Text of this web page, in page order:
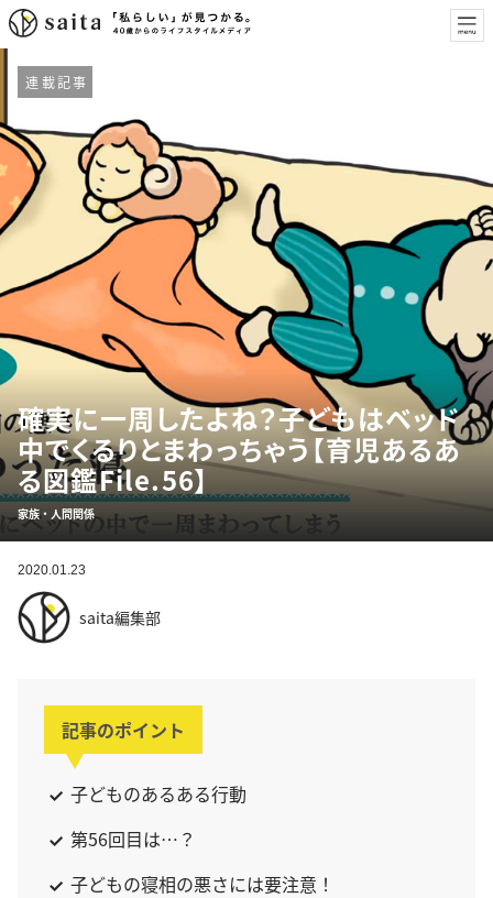
連載記事
確実に一周したよね？子どもはベッド
中でくるりとまわっちゃう【育児あるあ
る図鑑File.56】
家族・人間関係
2020.01.23
saita編集部
記事のポイント
子どものあるある行動
第56回目は…？
子どもの寝相の悪さには要注意！